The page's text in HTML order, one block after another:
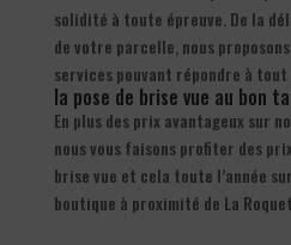
solidité à toute épreuve. De la
de votre parcelle, nous
services pouvant répondre à tout
la pose de brise vue au bon
En plus des prix avantageux sur
nous vous faisons profiter des
brise vue et cela toute l’année
boutique à proximité de La